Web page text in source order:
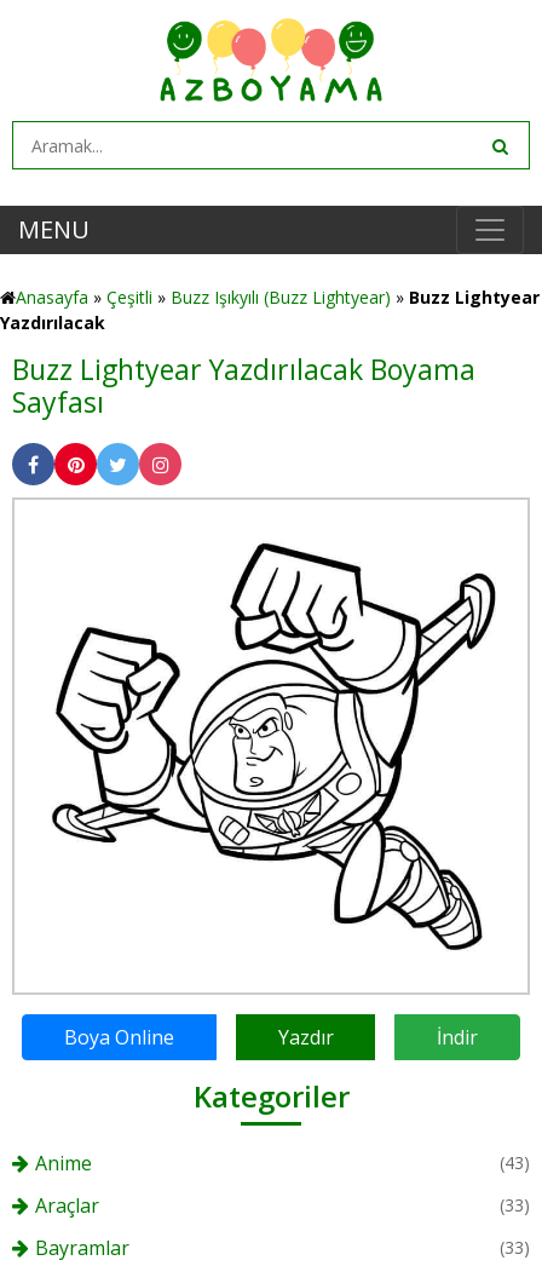
MENU
Anasayfa » Çeşitli » Buzz Işıkyılı (Buzz Lightyear) » Buzz Lightyear
Yazdırılacak
Buzz Lightyear Yazdırılacak Boyama
Sayfası
Boya Online Yazdır İndir
Kategoriler
Anime (43)
Araçlar (33)
Bayramlar (33)